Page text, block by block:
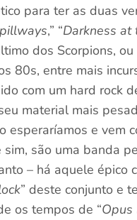
para ter as duas
,” “Darkness at
dos Scorpions, ou
80s, entre mais
com um hard rock
material mais
esperaríamos e vem
são uma banda
– há aquele épico
” deste conjunto e
os tempos de “Opus